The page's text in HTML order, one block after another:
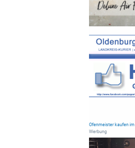
Ofenmeister kaufen im
Werbung